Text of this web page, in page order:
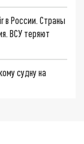
в России. Страны
ВСУ теряют
судну на